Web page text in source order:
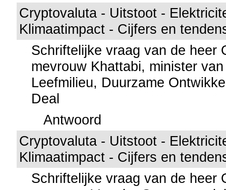
Cryptovaluta - Uitstoot -
Klimaatimpact - Cijfers en
Schriftelijke vraag van de heer
mevrouw Khattabi, minister
Leefmilieu, Duurzame
Deal
Antwoord
Cryptovaluta - Uitstoot -
Klimaatimpact - Cijfers en
Schriftelijke vraag van de heer